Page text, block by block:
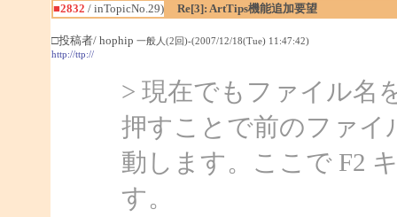
■2832 / inTopicNo.29) Re[3]: ArtTips機能追加要望
□投稿者/ hophip 一般人(2回)-(2007/12/18(Tue) 11:47:42)
http://ttp://
> 現在でもファイル名
押すことで前のファイ
動します。ここで F2
す。